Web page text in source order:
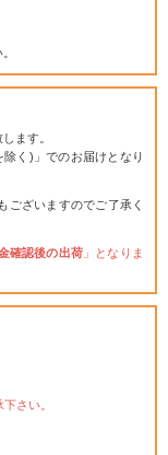
ます。
く)」でのお届けとなり
ございますのでご了承く
確認後の出荷 」となりま
さい。